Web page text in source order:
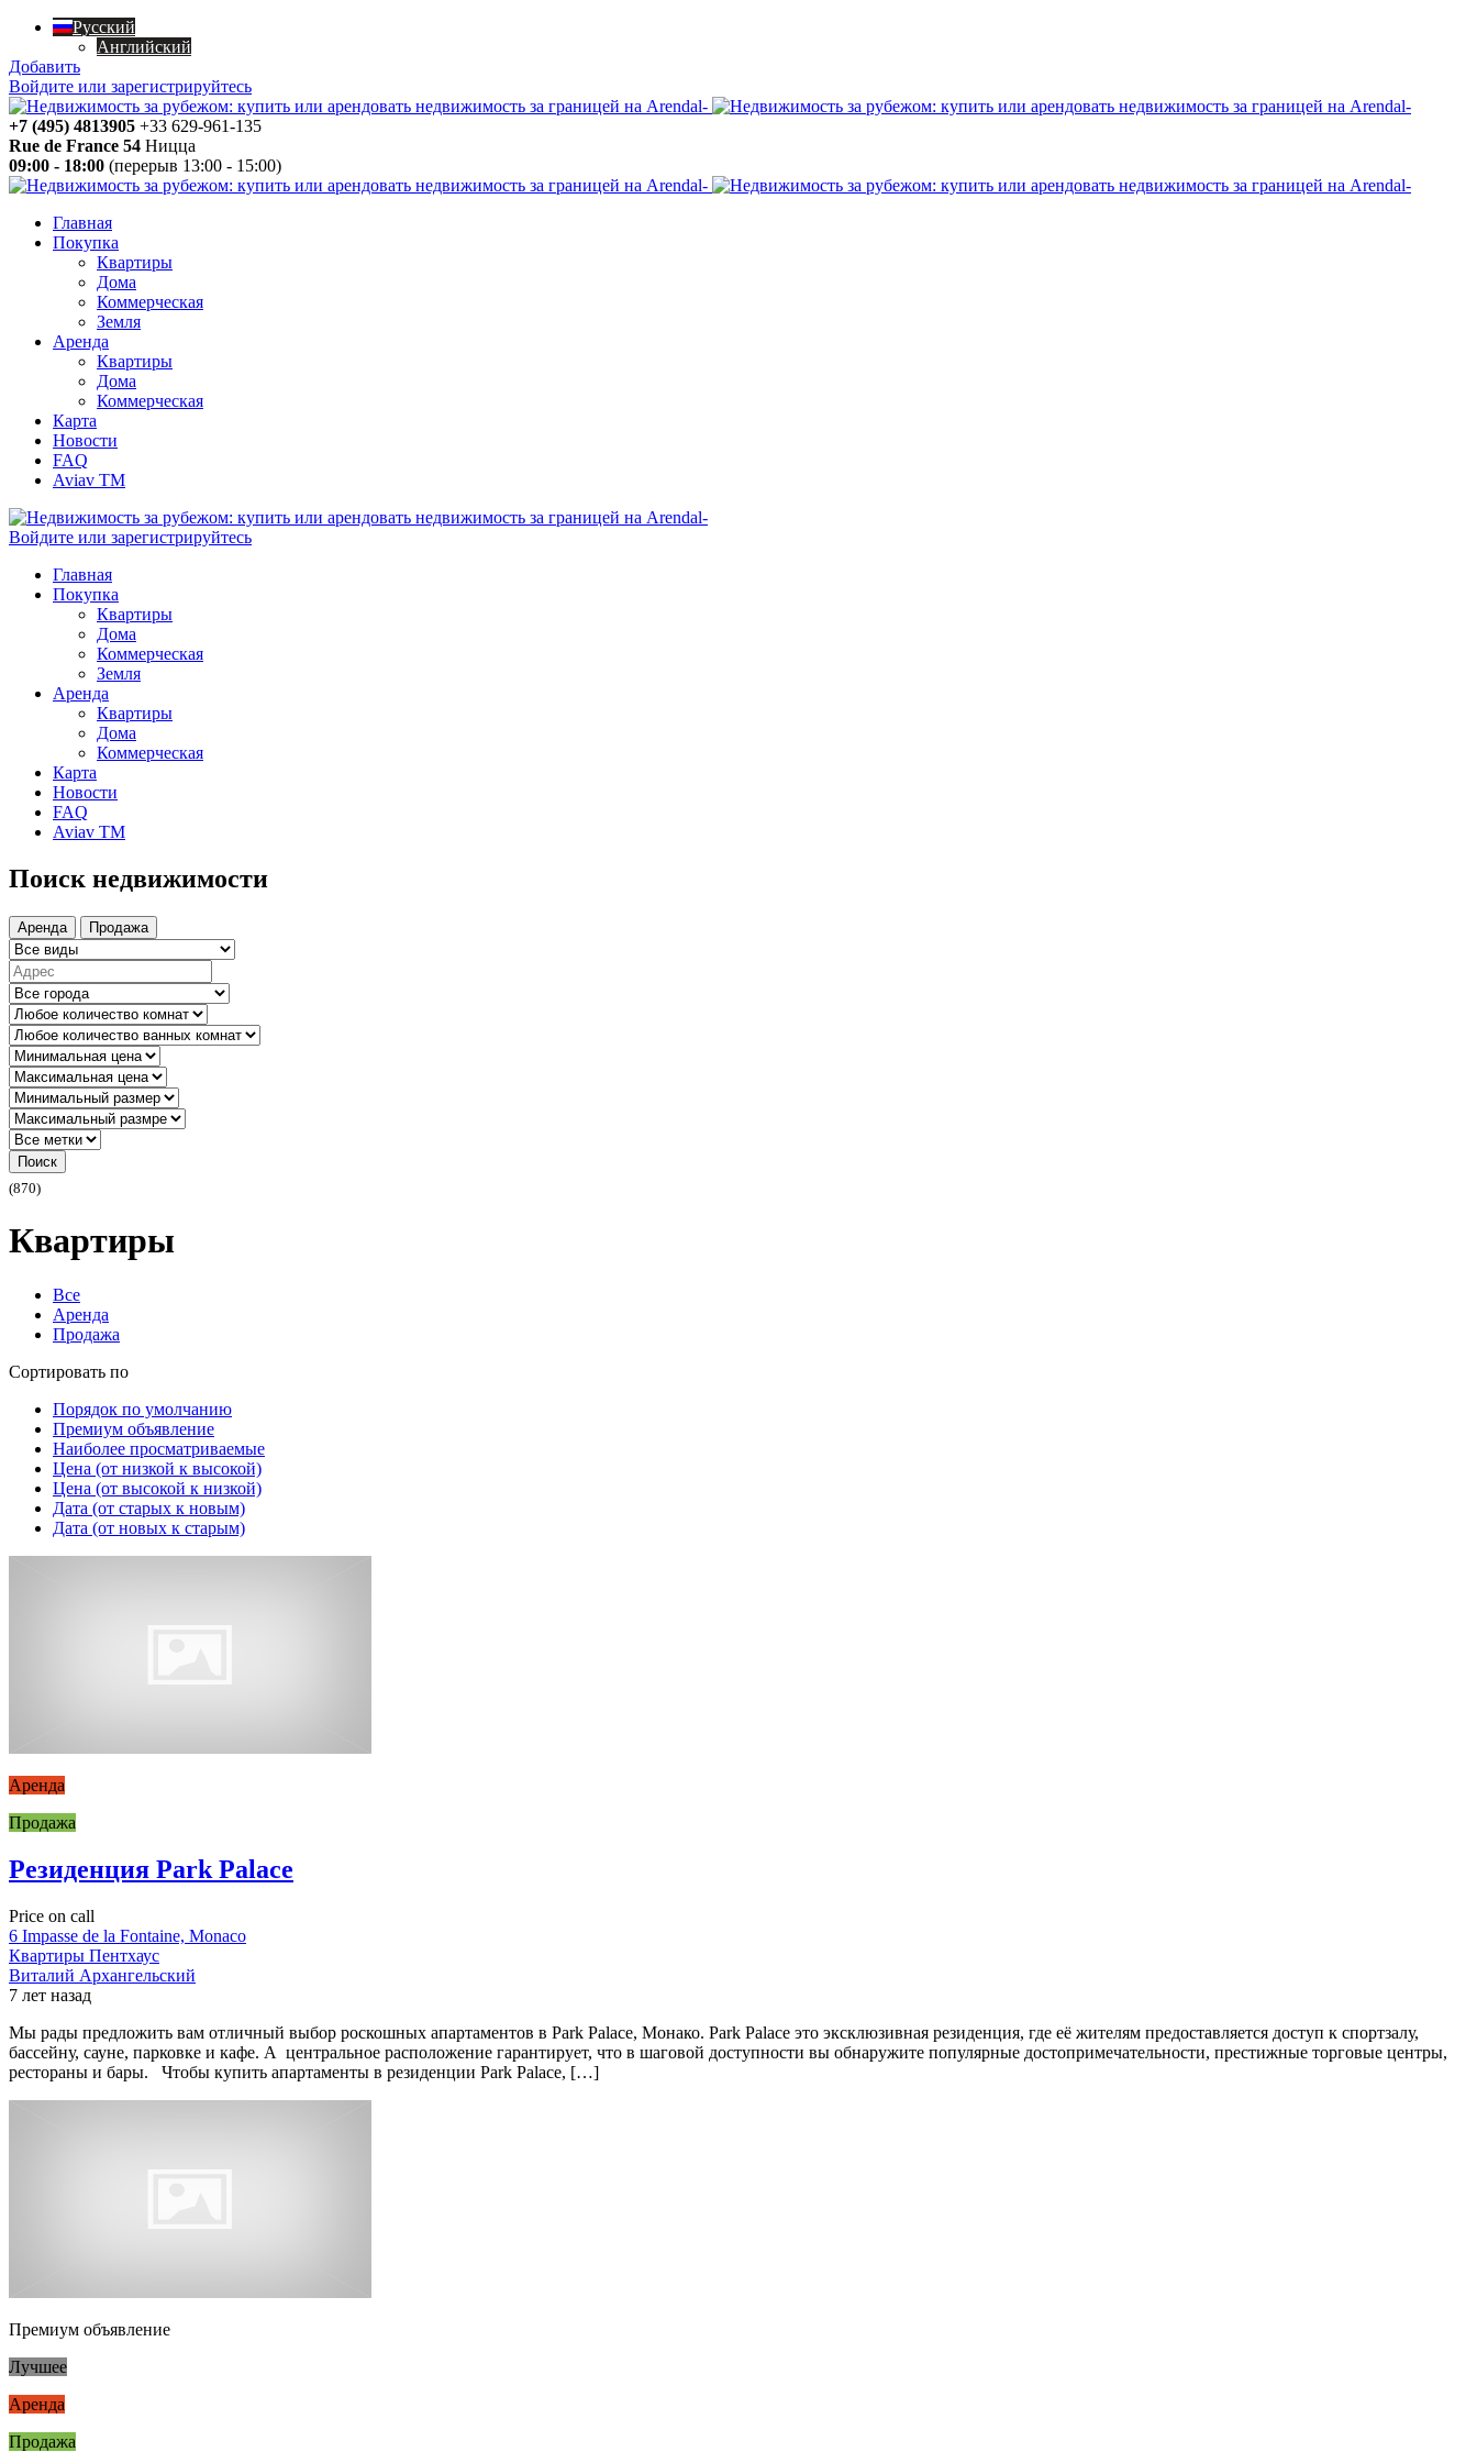
Русский
Английский
Добавить
Войдите или зарегистрируйтесь
+7 (495) 4813905 +33 629-961-135
Rue de France 54 Ницца
09:00 - 18:00 (перерыв 13:00 - 15:00)
Главная
Покупка
Квартиры
Дома
Коммерческая
Земля
Аренда
Квартиры
Дома
Коммерческая
Карта
Новости
FAQ
Aviav TM
Войдите или зарегистрируйтесь
Главная
Покупка
Квартиры
Дома
Коммерческая
Земля
Аренда
Квартиры
Дома
Коммерческая
Карта
Новости
FAQ
Aviav TM
Поиск недвижимости
Аренда Продажа
Поиск
(870)
Квартиры
Все
Аренда
Продажа
Сортировать по
Порядок по умолчанию
Премиум объявление
Наиболее просматриваемые
Цена (от низкой к высокой)
Цена (от высокой к низкой)
Дата (от старых к новым)
Дата (от новых к старым)
Аренда
Продажа
Резиденция Park Palace
Price on call
6 Impasse de la Fontaine, Monaco
Квартиры Пентхаус
Виталий Архангельский
7 лет назад
Мы рады предложить вам отличный выбор роскошных апартаментов в Park Palace, Монако. Park Palace это эксклюзивная резиденция, где её жителям предоставляется доступ к спортзалу,
бассейну, сауне, парковке и кафе. А центральное расположение гарантирует, что в шаговой доступности вы обнаружите популярные достопримечательности, престижные торговые центры,
рестораны и бары. Чтобы купить апартаменты в резиденции Park Palace, […]
Премиум объявление
Лучшее
Аренда
Продажа